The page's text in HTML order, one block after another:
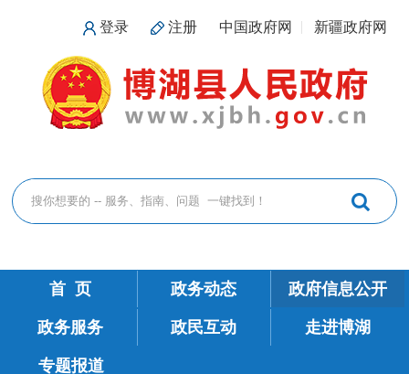
登录 注册 中国政府网 新疆政府网
首 页 政务动态 政府信息公开
政务服务 政民互动 走进博湖
专题报道